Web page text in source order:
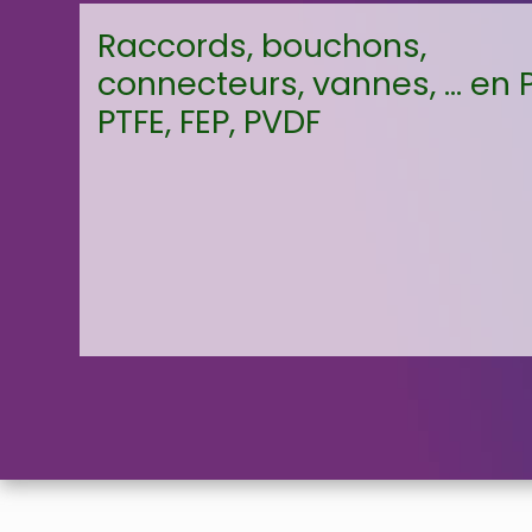
Raccords, bouchons,
connecteurs, vannes, ... en
PTFE, FEP, PVDF